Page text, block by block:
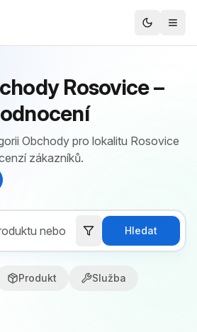
Rosovice –
Obchody pro lokalitu Rosovice
zákazníků.
Hledat
Produkt Služba